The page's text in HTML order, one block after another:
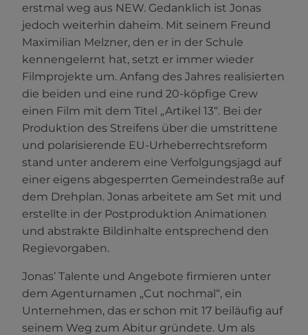
erstmal weg aus NEW. Gedanklich ist Jonas
jedoch weiterhin daheim. Mit seinem Freund
Maximilian Melzner, den er in der Schule
kennengelernt hat, setzt er immer wieder
Filmprojekte um. Anfang des Jahres realisierten
die beiden und eine rund 20-köpfige Crew
einen Film mit dem Titel „Artikel 13“. Bei der
Produktion des Streifens über die umstrittene
und polarisierende EU-Urheberrechtsreform
stand unter anderem eine Verfolgungsjagd auf
einer eigens abgesperrten Gemeindestraße auf
dem Drehplan. Jonas arbeitete am Set mit und
erstellte in der Postproduktion Animationen
und abstrakte Bildinhalte entsprechend den
Regievorgaben.
Jonas’ Talente und Angebote firmieren unter
dem Agenturnamen „Cut nochmal“, ein
Unternehmen, das er schon mit 17 beiläufig auf
seinem Weg zum Abitur gründete. Um als